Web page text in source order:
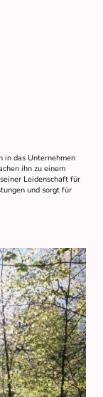
in das Unternehmen
ihn zu einem
Leidenschaft für
und sorgt für